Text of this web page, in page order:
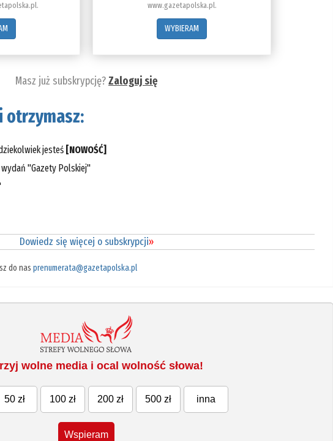
www.gazetapolska.pl.
WYBIERAM
Masz już subskrypcję?Zaloguj się
otrzymasz:
jesteś [NOWOŚĆ]
"Gazety Polskiej"
Dowiedz się więcej o subskrypcji»
do nasprenumerata@gazetapolska.pl
wolne media i ocal wolność słowa!
50 zł 100 zł 200 zł 500 zł inna
Wspieram